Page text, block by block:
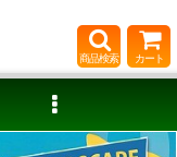
商品検索 カート